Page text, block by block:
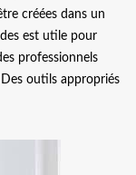
créées dans un
est utile pour
professionnels
outils appropriés